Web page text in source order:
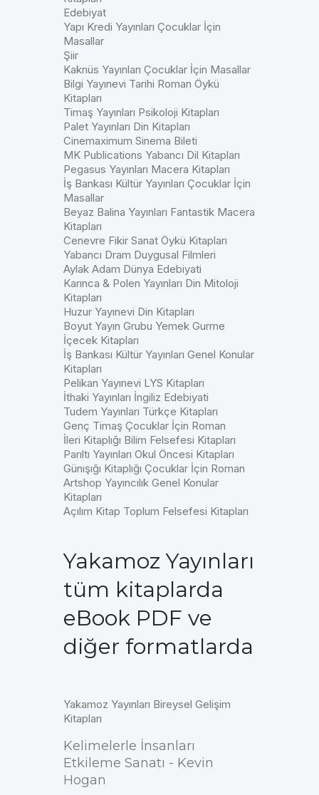
Edebiyat
Yapı Kredi Yayınları Çocuklar İçin
Masallar
Şiir
Kaknüs Yayınları Çocuklar İçin Masallar
Bilgi Yayınevi Tarihi Roman Öykü
Kitapları
Timaş Yayınları Psikoloji Kitapları
Palet Yayınları Din Kitapları
Cinemaximum Sinema Bileti
MK Publications Yabancı Dil Kitapları
Pegasus Yayınları Macera Kitapları
İş Bankası Kültür Yayınları Çocuklar İçin
Masallar
Beyaz Balina Yayınları Fantastik Macera
Kitapları
Cenevre Fikir Sanat Öykü Kitapları
Yabancı Dram Duygusal Filmleri
Aylak Adam Dünya Edebiyati
Karınca & Polen Yayınları Din Mitoloji
Kitapları
Huzur Yayınevi Din Kitapları
Boyut Yayın Grubu Yemek Gurme
İçecek Kitapları
İş Bankası Kültür Yayınları Genel Konular
Kitapları
Pelikan Yayınevi LYS Kitapları
İthaki Yayınları İngiliz Edebiyati
Tudem Yayınları Türkçe Kitapları
Genç Timaş Çocuklar İçin Roman
İleri Kitaplığı Bilim Felsefesi Kitapları
Parıltı Yayınları Okul Öncesi Kitapları
Günışığı Kitaplığı Çocuklar İçin Roman
Artshop Yayıncılık Genel Konular
Kitapları
Açılım Kitap Toplum Felsefesi Kitapları
Yakamoz Yayınları
tüm kitaplarda
eBook PDF ve
diğer formatlarda
Yakamoz Yayınları Bireysel Gelişim
Kitapları
Kelimelerle İnsanları
Etkileme Sanatı - Kevin
Hogan